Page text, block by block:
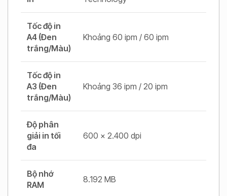
Tốc độ in
A4 (Đen
trắng/Màu)
Khoảng 60 ipm / 60 ipm
Tốc độ in
A3 (Đen
trắng/Màu)
Khoảng 36 ipm / 20 ipm
Độ phân
giải in tối
đa
600 x 2.400 dpi
Bộ nhớ
RAM
8.192 MB